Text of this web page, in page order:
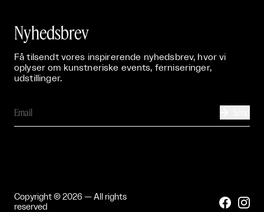
Nyhedsbrev
Få tilsendt vores inspirerende nyhedsbrev, hvor vi
oplyser om kunstneriske events, ferniseringer,
udstillinger.
Copyright © 2026 — All rights
reserved
 